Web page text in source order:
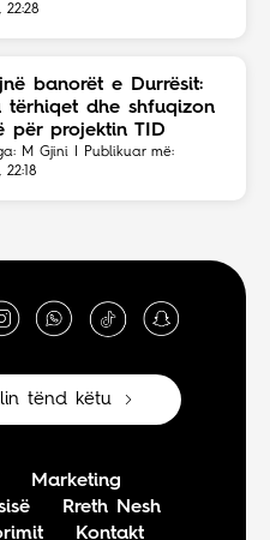
22:28
banorët e Durrësit:
tërhiqet dhe shfuqizon
për projektin TID
M Gjini | Publikuar më:
22:18
tënd këtu
Marketing
Rreth Nesh
Kontakt